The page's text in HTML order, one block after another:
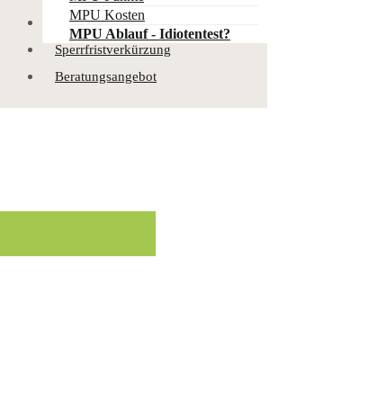
MPU Kosten
MPU Ablauf - Idiotentest?
Punkteabbbau
Sperrfristverkürzung
Beratungsangebot